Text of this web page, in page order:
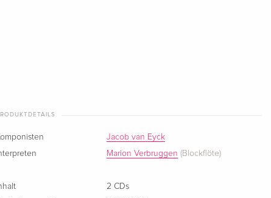
Jacob van Eyck
Marion Verbruggen (Blockflöte)
2 CDs